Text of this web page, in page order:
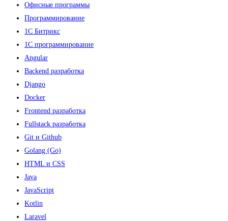
Офисные программы
Программирование
1С Битрикс
1С программирование
Angular
Backend разработка
Django
Docker
Frontend разработка
Fullstack разработка
Git и Github
Golang (Go)
HTML и CSS
Java
JavaScript
Kotlin
Laravel